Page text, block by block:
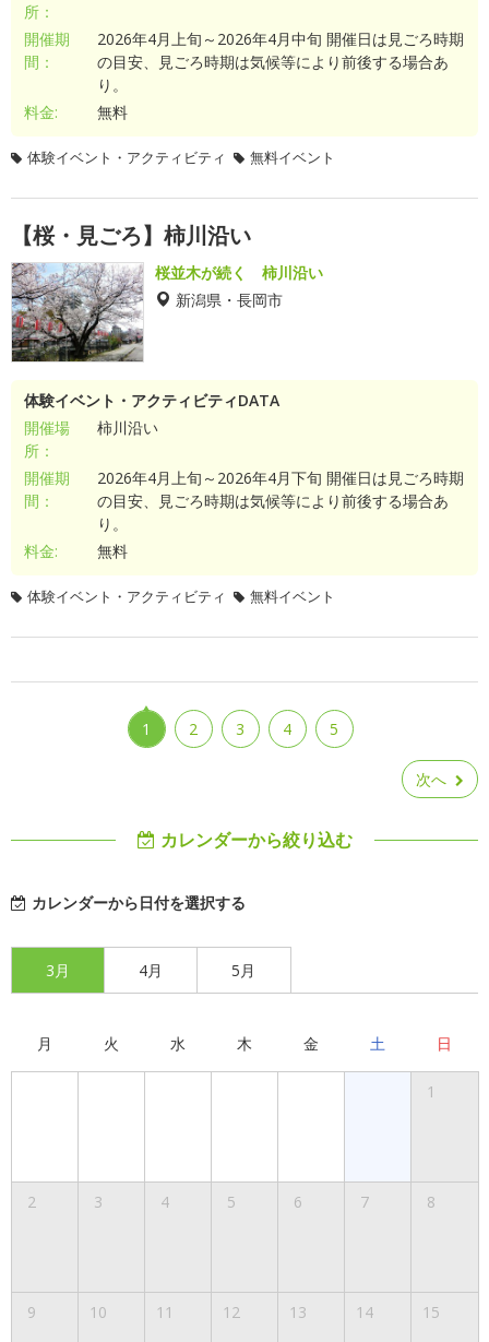
所：
開催期
間：
2026年4月上旬～2026年4月中旬 開催日は見ごろ時期
の目安、見ごろ時期は気候等により前後する場合あ
り。
料金:
無料
体験イベント・アクティビティ 無料イベント
【桜・見ごろ】柿川沿い
桜並木が続く 柿川沿い
新潟県・長岡市
体験イベント・アクティビティDATA
開催場
所：
柿川沿い
開催期
間：
2026年4月上旬～2026年4月下旬 開催日は見ごろ時期
の目安、見ごろ時期は気候等により前後する場合あ
り。
料金:
無料
体験イベント・アクティビティ 無料イベント
1 2 3 4 5
次へ
カレンダーから絞り込む
カレンダーから日付を選択する
3月 4月 5月
月 火 水 木 金 土 日
1
2 3 4 5 6 7 8
9 10 11 12 13 14 15